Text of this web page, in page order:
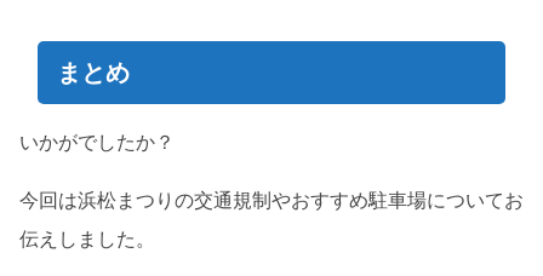
まとめ
いかがでしたか？
今回は浜松まつりの交通規制やおすすめ駐車場についてお
伝えしました。